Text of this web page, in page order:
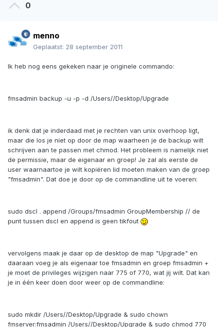
0
menno
Geplaatst: 28 september 2011
Ik heb nog eens gekeken naar je originele commando:
fmsadmin backup -u -p -d /Users//Desktop/Upgrade
ik denk dat je inderdaad met je rechten van unix overhoop ligt,
maar die los je niet op door de map waarheen je de backup wilt
schrijven aan te passen met chmod. Het probleem is namelijk niet
de permissie, maar de eigenaar en groep! Je zal als eerste de
user waarnaartoe je wilt kopiëren lid moeten maken van de groep
"fmsadmin". Dat doe je door op de commandline uit te voeren:
sudo dscl . append /Groups/fmsadmin GroupMembership // de
punt tussen dscl en append is geen tikfout
vervolgens maak je daar op de desktop de map "Upgrade" en
daaraan voeg je als eigenaar toe fmsadmin en groep fmsadmin +
je moet de privileges wijzigen naar 775 of 770, wat jij wilt. Dat kan
je in één keer doen door weer op de commandline:
sudo mkdir /Users//Desktop/Upgrade & sudo chown
fmserver:fmsadmin /Users//Desktop/Upgrade & sudo chmod 770